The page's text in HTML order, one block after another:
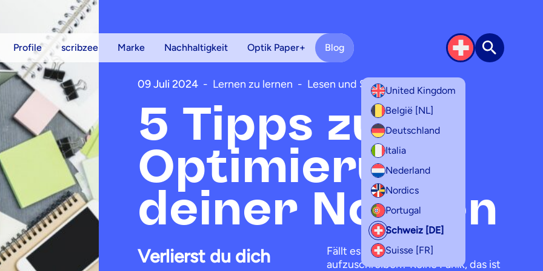
Profile scribzee Marke Nachhaltigkeit Optik Paper+ Blog
United Kingdom
België [NL]
Deutschland
Italia
Nederland
Nordics
Portugal
Schweiz [DE]
Suisse [FR]
Suche
09 Juli 2024 - Lernen zu lernen - Lesen und Schreiben
5 Tipps zur
Optimierung
deiner Notizen
Verlierst du dich
Fällt es dir schwer, alles
aufzuschreiben? Keine Panik, das ist